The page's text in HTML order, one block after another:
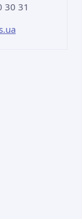
30 31